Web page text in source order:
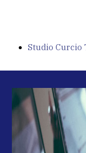
Studio Curcio